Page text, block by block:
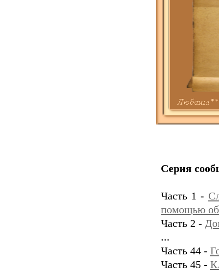
Серия
Часть 1 -
помощью
Часть 2 -
...
Часть 44 -
Часть 45 -